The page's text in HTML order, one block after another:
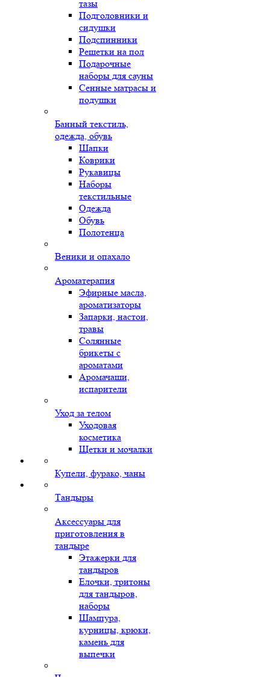
тазы
Подголовники и
сидушки
Подспинники
Решетки на пол
Подарочные
наборы для сауны
Сенные матрасы и
подушки
Банный текстиль,
одежда, обувь
Шапки
Коврики
Рукавицы
Наборы
текстильные
Одежда
Обувь
Полотенца
Веники и опахало
Ароматерапия
Эфирные масла,
ароматизаторы
Запарки, настои,
травы
Солянные
брикеты с
ароматами
Аромачаши,
испарители
Уход за телом
Уходовая
косметика
Щетки и мочалки
Купели, фурако, чаны
Тандыры
Аксессуары для
приготовления в
тандыре
Этажерки для
тандыров
Елочки, тритоны
для тандыров,
наборы
Шампура,
курницы, крюки,
камень для
выпечки